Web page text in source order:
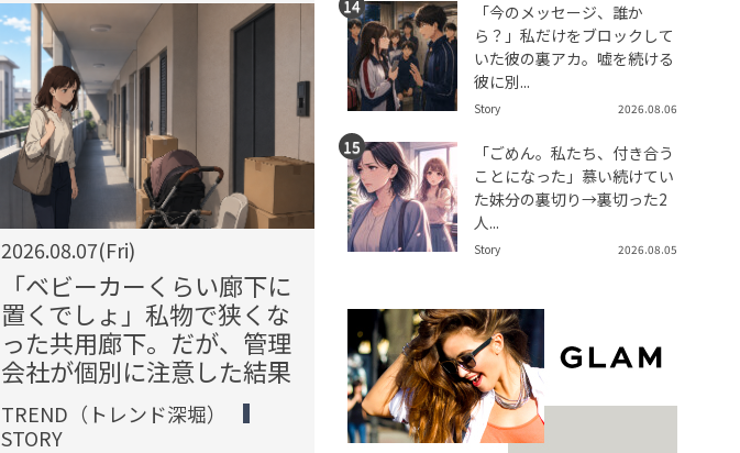
2026.08.07(Fri)
「ベビーカーくらい廊下に
置くでしょ」私物で狭くな
った共用廊下。だが、管理
会社が個別に注意した結果
TREND（トレンド深堀）
STORY
2026.08.07(Fri)
同じなんです」朝夕の通勤
路で何度も現れた女性。だ
が、同僚に相談した結果
TREND（トレンド深堀）
STORY
天の
「今のメッセージ、誰か
ら？」私だけをブロックして
いた彼の裏アカ。嘘を続ける
彼に別...
Story 2026.08.06
「ごめん。私たち、付き合う
ことになった」慕い続けてい
た妹分の裏切り→裏切った2
人...
Story 2026.08.05